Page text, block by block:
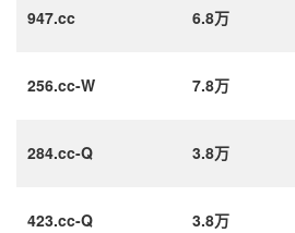
947.cc 6.8万
256.cc-W 7.8万
284.cc-Q 3.8万
423.cc-Q 3.8万